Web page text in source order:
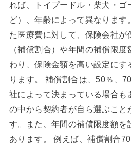
れば、トイプードル・柴犬・ゴ
ど）、年齢によって異なります
た医療費に対して、保険会社が
（補償割合）や年間の補償限
わり、保険金額を高い設定にす
ります。 補償割合は、50％、
社によって決まっている場合も
の中から契約者が自ら選ぶこと
す。また、年間の補償限度額を
あります。 例えば、補償割合